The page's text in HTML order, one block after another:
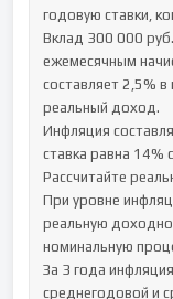
годовую ставки,
Вклад 300 000
ежемесячным
составляет 2,5%
реальный доход.
Инфляция
ставка равна 14%
Рассчитайте
При уровне
реальную
номинальную
За 3 года
среднегодовой и